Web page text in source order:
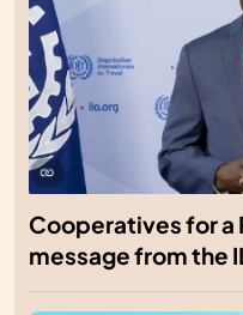
Cooperatives for a
message from the